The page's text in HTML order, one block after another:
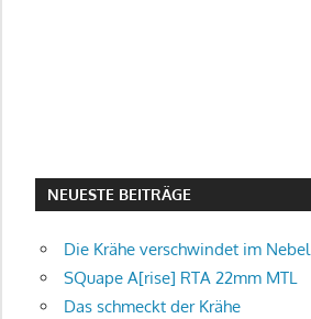
NEUESTE BEITRÄGE
Die Krähe verschwindet im Nebel
SQuape A[rise] RTA 22mm MTL
Das schmeckt der Krähe